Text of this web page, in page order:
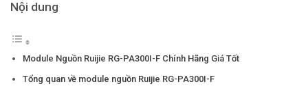
Nội dung
Module Nguồn Ruijie RG-PA300I-F Chính Hãng Giá Tốt
Tổng quan về module nguồn Ruijie RG-PA300I-F